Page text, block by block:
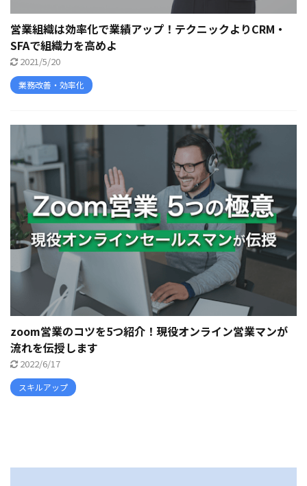
営業組織は効率化で業績アップ！テクニックよりCRM・
SFAで組織力を高めよ
2021/5/20
業務改善・効率化
zoom営業のコツを5つ紹介！現役オンライン営業マンが
流れを伝授します
2022/6/17
スキルアップ